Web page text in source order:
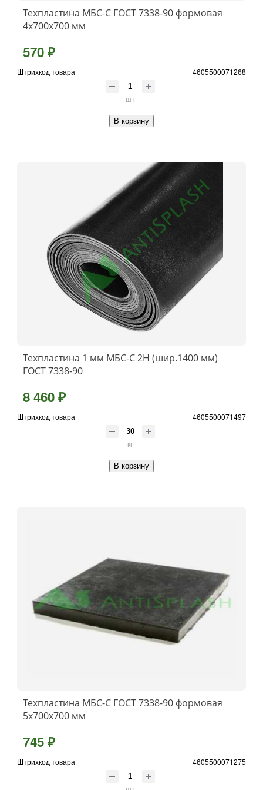
Техпластина МБС-C ГОСТ 7338-90 формовая
4x700х700 мм
570 ₽
Штрихкод товара 4605500071268
шт
В корзину
Техпластина 1 мм МБС-С 2Н (шир.1400 мм)
ГОСТ 7338-90
8 460 ₽
Штрихкод товара 4605500071497
кг
В корзину
Техпластина МБС-C ГОСТ 7338-90 формовая
5x700х700 мм
745 ₽
Штрихкод товара 4605500071275